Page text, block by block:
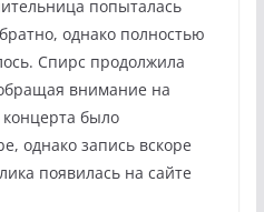
попыталась
однако полностью
Спирс продолжила
внимание на
было
однако запись вскоре
появилась на сайте